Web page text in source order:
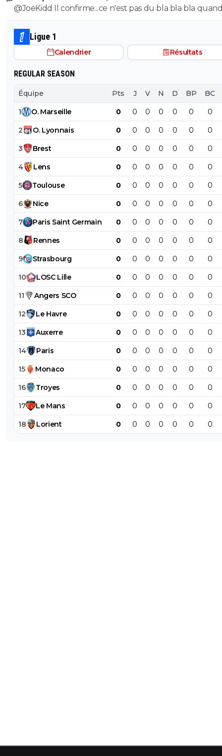
@JoeKidd Il confirme...ce n'est pas du bla bla bla
le PSG...le gars n'a honte de rien, surtout quand il s'agit
d'étaler publiquement sa bêtise ^^
Ligue 1
Calendrier Résultats
REGULAR SEASON
Équipe Pts J V N D BP BC
1 O. Marseille 0 0 0 0 0 0 0
2 O. Lyonnais 0 0 0 0 0 0 0
3 Brest 0 0 0 0 0 0 0
4 Lens 0 0 0 0 0 0 0
5 Toulouse 0 0 0 0 0 0 0
6 Nice 0 0 0 0 0 0 0
7 Paris Saint Germain 0 0 0 0 0 0 0
8 Rennes 0 0 0 0 0 0 0
9 Strasbourg 0 0 0 0 0 0 0
10 LOSC Lille 0 0 0 0 0 0 0
11 Angers SCO 0 0 0 0 0 0 0
12 Le Havre 0 0 0 0 0 0 0
13 Auxerre 0 0 0 0 0 0 0
14 Paris 0 0 0 0 0 0 0
15 Monaco 0 0 0 0 0 0 0
16 Troyes 0 0 0 0 0 0 0
17 Le Mans 0 0 0 0 0 0 0
18 Lorient 0 0 0 0 0 0 0